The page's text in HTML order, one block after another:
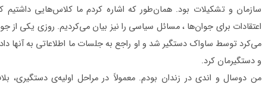
سازمان و تشکیلات بود. همان‌طور که اشاره کردم ما کلاس‌هایی داشتیم
اعتقادات برای جوان‌ها ، مسائل سیاسی را نیز بیان می‌کردیم. روزی یکی
می‌کرد توسط ساواک دستگیر شد و او راجع به جلسات ما اطلاعاتی به آنها
و دستگیرمان کرد.
من دوسال و اندی در زندان بودم. معمولاً در مراحل اولیه‌ی دستگیری،